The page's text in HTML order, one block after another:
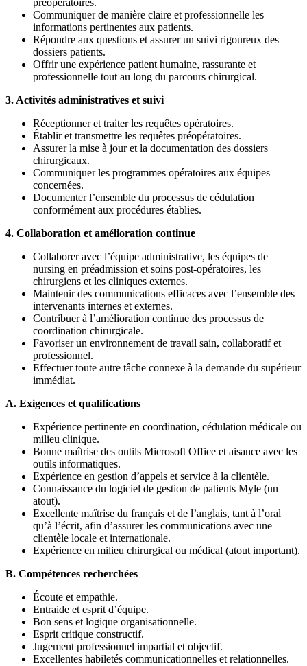
Communiquer de manière claire et professionnelle les
informations pertinentes aux patients.
Répondre aux questions et assurer un suivi rigoureux des
dossiers patients.
Offrir une expérience patient humaine, rassurante et
professionnelle tout au long du parcours chirurgical.
3. Activités administratives et suivi
Réceptionner et traiter les requêtes opératoires.
Établir et transmettre les requêtes préopératoires.
Assurer la mise à jour et la documentation des dossiers
chirurgicaux.
Communiquer les programmes opératoires aux équipes
concernées.
Documenter l’ensemble du processus de cédulation
conformément aux procédures établies.
4. Collaboration et amélioration continue
Collaborer avec l’équipe administrative, les équipes de
nursing en préadmission et soins post-opératoires, les
chirurgiens et les cliniques externes.
Maintenir des communications efficaces avec l’ensemble des
intervenants internes et externes.
Contribuer à l’amélioration continue des processus de
coordination chirurgicale.
Favoriser un environnement de travail sain, collaboratif et
professionnel.
Effectuer toute autre tâche connexe à la demande du supérieur
immédiat.
A. Exigences et qualifications
Expérience pertinente en coordination, cédulation médicale ou
milieu clinique.
Bonne maîtrise des outils Microsoft Office et aisance avec les
outils informatiques.
Expérience en gestion d’appels et service à la clientèle.
Connaissance du logiciel de gestion de patients Myle (un
atout).
Excellente maîtrise du français et de l’anglais, tant à l’oral
qu’à l’écrit, afin d’assurer les communications avec une
clientèle locale et internationale.
Expérience en milieu chirurgical ou médical (atout important).
B. Compétences recherchées
Écoute et empathie.
Entraide et esprit d’équipe.
Bon sens et logique organisationnelle.
Esprit critique constructif.
Jugement professionnel impartial et objectif.
Excellentes habiletés communicationnelles et relationnelles.